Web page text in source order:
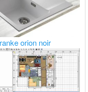
orion noir